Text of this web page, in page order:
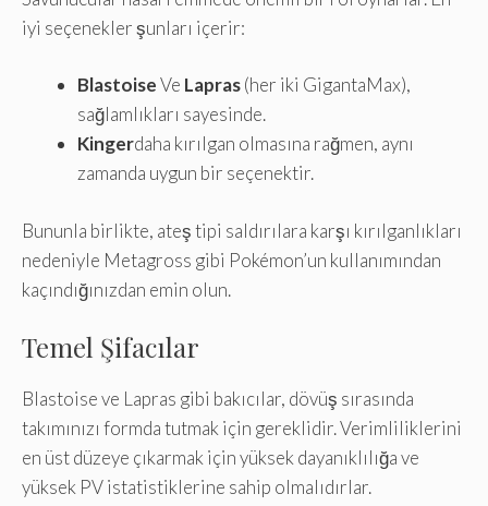
iyi seçenekler şunları içerir:
BlastoiseVe Lapras(her iki GigantaMax),
sağlamlıkları sayesinde.
Kingerdaha kırılgan olmasına rağmen, aynı
zamanda uygun bir seçenektir.
Bununla birlikte, ateş tipi saldırılara karşı kırılganlıkları
nedeniyle Metagross gibi Pokémon’un kullanımından
kaçındığınızdan emin olun.
Temel Şifacılar
Blastoise ve Lapras gibi bakıcılar, dövüş sırasında
takımınızı formda tutmak için gereklidir. Verimliliklerini
en üst düzeye çıkarmak için yüksek dayanıklılığa ve
yüksek PV istatistiklerine sahip olmalıdırlar.